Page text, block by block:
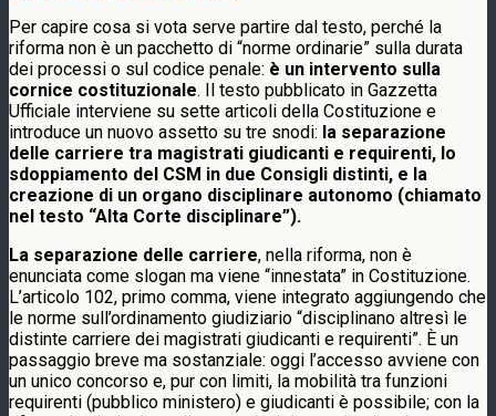
Per capire cosa si vota serve partire dal testo, perché la
riforma non è un pacchetto di “norme ordinarie” sulla durata
dei processi o sul codice penale: è un intervento sulla
cornice costituzionale. Il testo pubblicato in Gazzetta
Ufficiale interviene su sette articoli della Costituzione e
introduce un nuovo assetto su tre snodi: la separazione
delle carriere tra magistrati giudicanti e requirenti, lo
sdoppiamento del CSM in due Consigli distinti, e la
creazione di un organo disciplinare autonomo (chiamato
nel testo “Alta Corte disciplinare”).
La separazione delle carriere, nella riforma, non è
enunciata come slogan ma viene “innestata” in Costituzione.
L’articolo 102, primo comma, viene integrato aggiungendo che
le norme sull’ordinamento giudiziario “disciplinano altresì le
distinte carriere dei magistrati giudicanti e requirenti”. È un
passaggio breve ma sostanziale: oggi l’accesso avviene con
un unico concorso e, pur con limiti, la mobilità tra funzioni
requirenti (pubblico ministero) e giudicanti è possibile; con la